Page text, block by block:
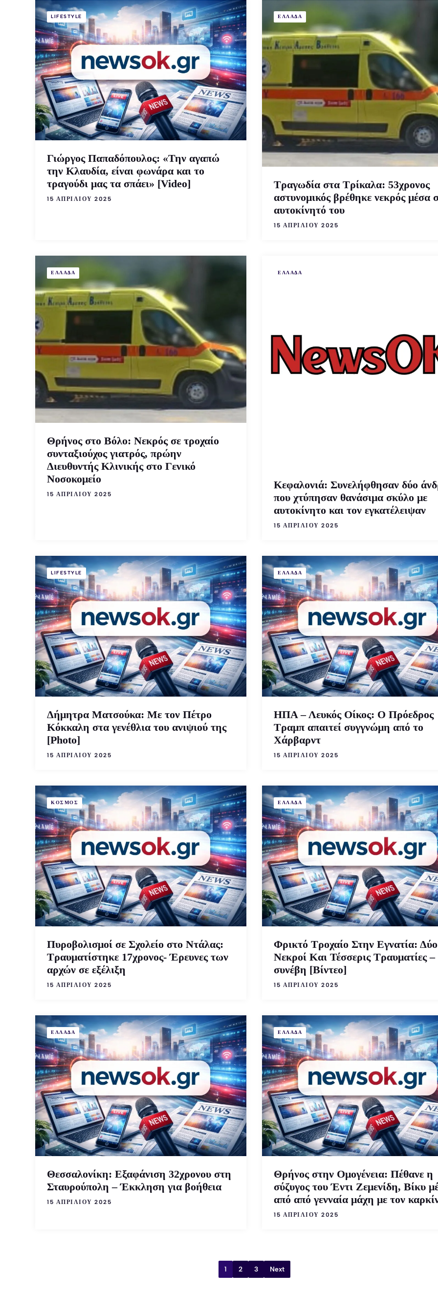
LIFESTYLE
Γιώργος Παπαδόπουλος: «Την αγαπώ
την Κλαυδία, είναι φωνάρα και το
τραγούδι μας τα σπάει» [Video]
15 ΑΠΡΙΛΊΟΥ 2025
ΕΛΛΑΔΑ
Τραγωδία στα Τρίκαλα: 53χρονος
αστυνομικός βρέθηκε νεκρός μέσα
αυτοκίνητό του
15 ΑΠΡΙΛΊΟΥ 2025
ΕΛΛΑΔΑ
Θρήνος στο Βόλο: Νεκρός σε τροχαίο
συνταξιούχος γιατρός, πρώην
Διευθυντής Κλινικής στο Γενικό
Νοσοκομείο
15 ΑΠΡΙΛΊΟΥ 2025
ΕΛΛΑΔΑ
Κεφαλονιά: Συνελήφθησαν δύο
που χτύπησαν θανάσιμα σκύλο με
αυτοκίνητο και τον εγκατέλειψαν
15 ΑΠΡΙΛΊΟΥ 2025
LIFESTYLE
Δήμητρα Ματσούκα: Με τον Πέτρο
Κόκκαλη στα γενέθλια του ανιψιού της
[Photo]
15 ΑΠΡΙΛΊΟΥ 2025
ΕΛΛΑΔΑ
ΗΠΑ – Λευκός Οίκος: Ο Πρόεδρος
Τραμπ απαιτεί συγγνώμη από το
Χάρβαρντ
15 ΑΠΡΙΛΊΟΥ 2025
ΚΟΣΜΟΣ
Πυροβολισμοί σε Σχολείο στο Ντάλας:
Τραυματίστηκε 17χρονος- Έρευνες των
αρχών σε εξέλιξη
15 ΑΠΡΙΛΊΟΥ 2025
ΕΛΛΑΔΑ
Φρικτό Τροχαίο Στην Εγνατία: Δύο
Νεκροί Και Τέσσερις Τραυματίες
συνέβη [Βίντεο]
15 ΑΠΡΙΛΊΟΥ 2025
ΕΛΛΑΔΑ
Θεσσαλονίκη: Εξαφάνιση 32χρονου στη
Σταυρούπολη – Έκκληση για βοήθεια
15 ΑΠΡΙΛΊΟΥ 2025
ΕΛΛΑΔΑ
Θρήνος στην Ομογένεια: Πέθανε η
σύζυγος του Έντι Ζεμενίδη, Βίκυ
από από γενναία μάχη με τον
15 ΑΠΡΙΛΊΟΥ 2025
1 2 3 Next